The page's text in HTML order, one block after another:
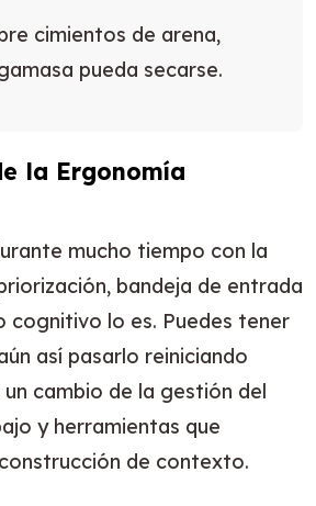
cimientos de arena,
pueda secarse.
la Ergonomía
mucho tiempo con la
bandeja de entrada
cognitivo lo es. Puedes tener
así pasarlo reiniciando
cambio de la gestión del
y herramientas que
de contexto.